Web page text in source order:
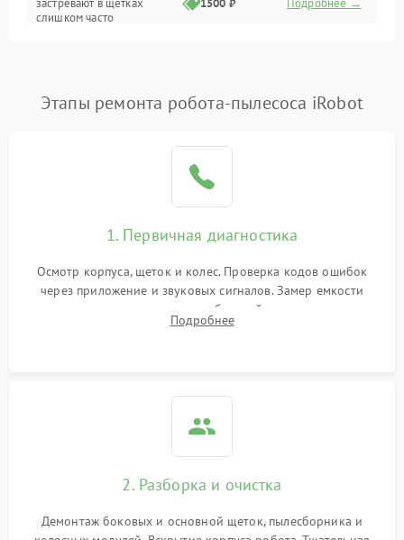
Программные сбои
застревают в щетках
слишком часто
1500 ₽ Подробнее →
Этапы ремонта робота-пылесоса iRobot
1. Первичная диагностика
Осмотр корпуса, щеток и колес. Проверка кодов ошибок
через приложение и звуковых сигналов. Замер емкости
аккумулятора и тестирование базовой станции зарядки.
Оценка работы лидара, бампера и датчиков падения для
Подробнее
2. Разборка и очистка
Демонтаж боковых и основной щеток, пылесборника и